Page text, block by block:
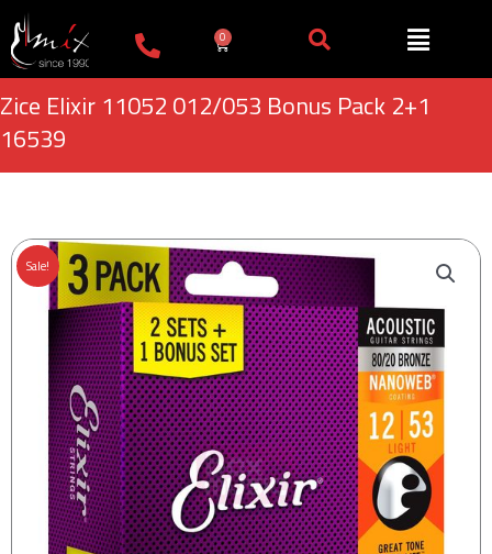
Пређи
на
садржај
0
Cart
Zice Elixir 11052 012/053 Bonus Pack 2+1
16539
Sale!